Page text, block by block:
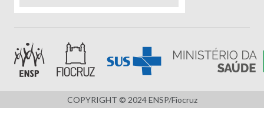
COPYRIGHT © 2024 ENSP/Fiocruz